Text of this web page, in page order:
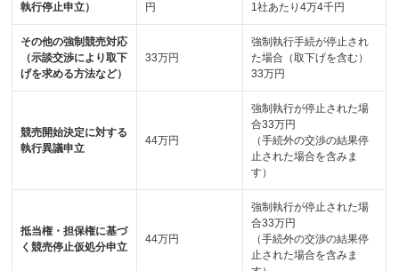
執行停止申立）
円
1社あたり4万4千円
その他の強制競売対応
（示談交渉により取下
げを求める方法など）
33万円
強制執行手続が停止され
た場合（取下げを含む）
33万円
競売開始決定に対する
執行異議申立
44万円
強制執行が停止された場
合33万円
（手続外の交渉の結果停
止された場合を含みま
す）
抵当権・担保権に基づ
く競売停止仮処分申立
44万円
強制執行が停止された場
合33万円
（手続外の交渉の結果停
止された場合を含みま